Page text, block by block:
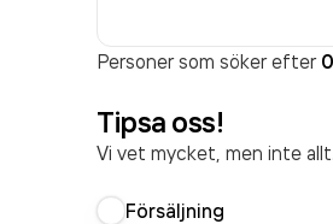
Personer som söker efter
Tipsa oss!
Vi vet mycket, men inte
Försäljning